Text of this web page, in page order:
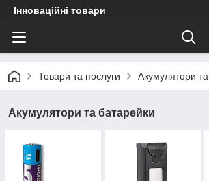
Інноваційні товари
Товари та послуги Акумулятори
Акумулятори та батарейки